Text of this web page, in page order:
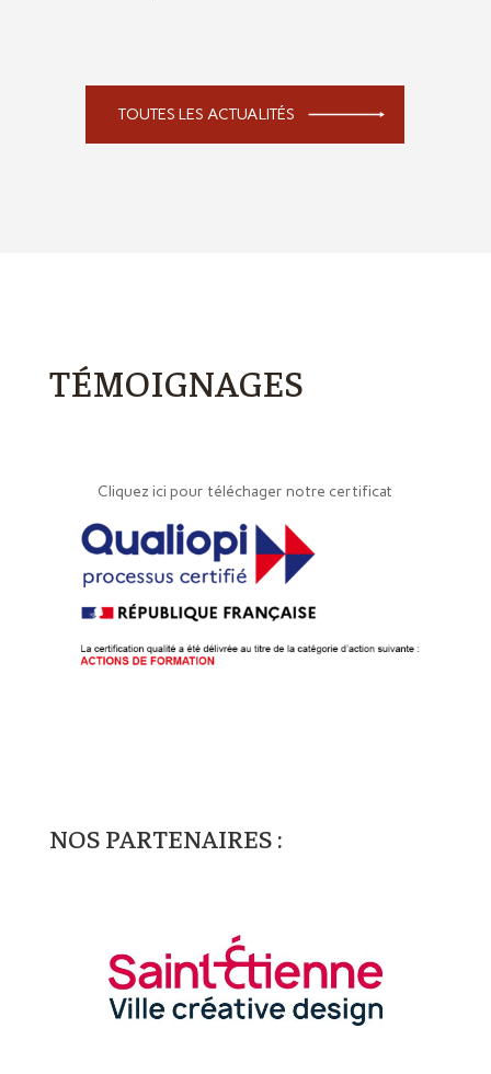
TOUTES LES ACTUALITÉS
TÉMOIGNAGES
Cliquez ici pour téléchager notre certificat
NOS PARTENAIRES :